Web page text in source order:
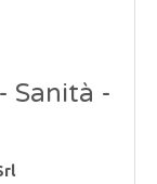
Sanità -